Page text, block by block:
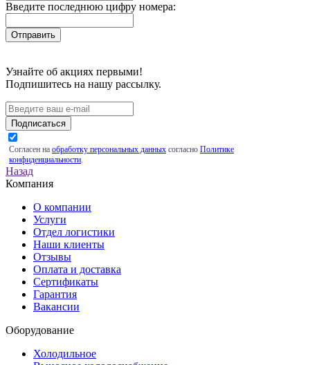
Введите последнюю цифру номера:
Узнайте об акциях первыми!
Подпишитесь на нашу рассылку.
Подписаться
Согласен на обработку персональных данных согласно Политике
конфиденциальности.
Назад
Компания
О компании
Услуги
Отдел логистики
Наши клиенты
Отзывы
Оплата и доставка
Сертификаты
Гарантия
Вакансии
Оборудование
Холодильное